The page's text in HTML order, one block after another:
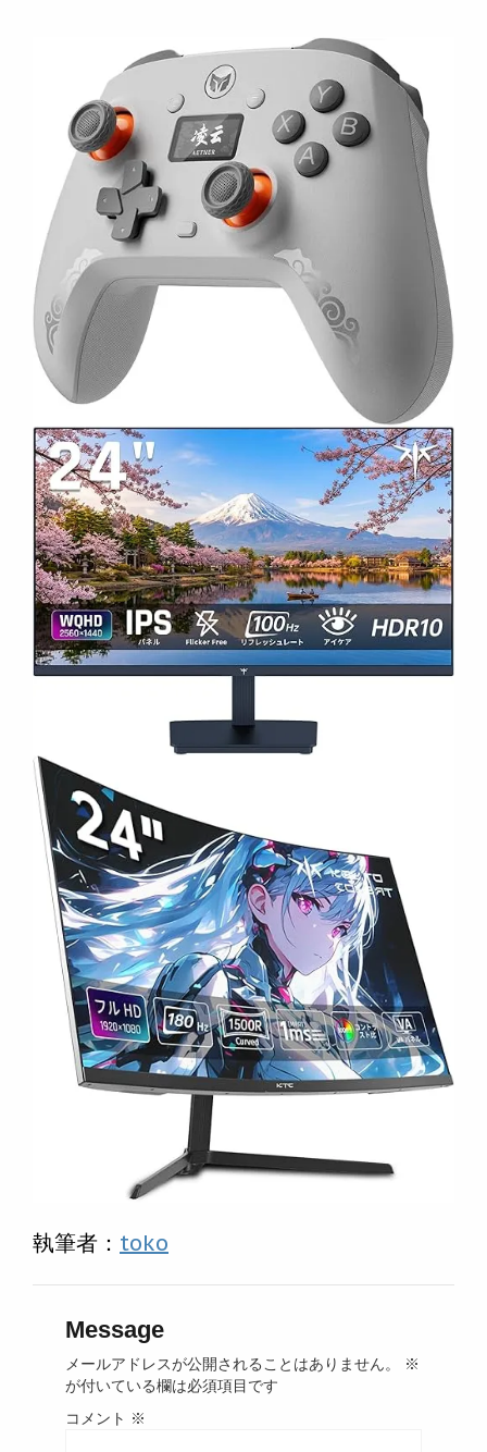
執筆者： toko
Message
メールアドレスが公開されることはありません。
※
が付いている欄は必須項目です
コメント ※